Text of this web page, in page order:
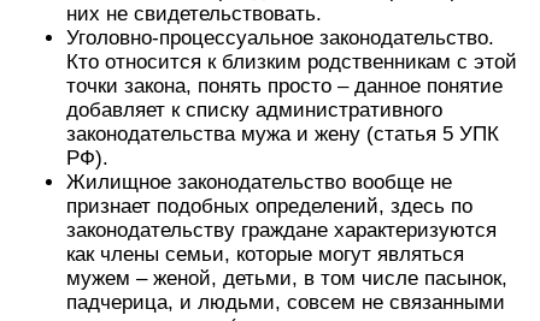
них не свидетельствовать.
Уголовно-процессуальное законодательство.
Кто относится к близким родственникам с этой
точки закона, понять просто – данное понятие
добавляет к списку административного
законодательства мужа и жену (статья 5 УПК
РФ).
Жилищное законодательство вообще не
признает подобных определений, здесь по
законодательству граждане характеризуются
как члены семьи, которые могут являться
мужем – женой, детьми, в том числе пасынок,
падчерица, и людьми, совсем не связанными